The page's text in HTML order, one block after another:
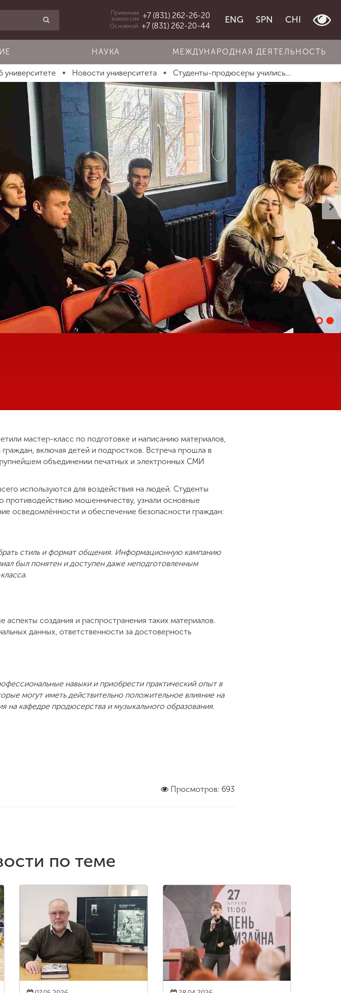
Приемная
комиссия +7 (831) 262-26-20
Основной +7 (831) 262-20-44
ENG SPN CHI
НАУКА МЕЖДУНАРОДНАЯ ДЕЯТЕЛЬНОСТЬ
университете Новости университета Студенты-продюсеры учились...
мастер-класс по подготовке и написанию материалов,
включая детей и подростков. Встреча прошла в
объединении печатных и электронных СМИ
используются для воздействия на людей. Студенты
мошенничеству, узнали основные
осведомлённости и обеспечение безопасности граждан:
стиль и формат общения. Информационную кампанию
был понятен и доступен даже неподготовленным
создания и распространения таких материалов.
данных, ответственности за достоверность
навыки и приобрести практический опыт в
могут иметь действительно положительное влияние на
кафедре продюсерства и музыкального образования.
Просмотров: 693
по теме